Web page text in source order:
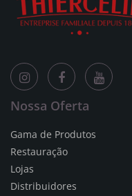
Nossa Oferta
Gama de Produtos
Restauração
Lojas
Distribuidores